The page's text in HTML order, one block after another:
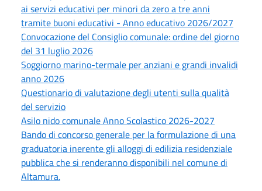
ai servizi educativi per minori da zero a tre anni
tramite buoni educativi - Anno educativo 2026/2027
Convocazione del Consiglio comunale: ordine del giorno
del 31 luglio 2026
Soggiorno marino-termale per anziani e grandi invalidi
anno 2026
Questionario di valutazione degli utenti sulla qualità
del servizio
Asilo nido comunale Anno Scolastico 2026-2027
Bando di concorso generale per la formulazione di una
graduatoria inerente gli alloggi di edilizia residenziale
pubblica che si renderanno disponibili nel comune di
Altamura.